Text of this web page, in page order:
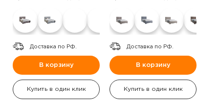
Доставка по РФ.
В корзину
Купить в один клик
Доставка по РФ.
В корзину
Купить в один клик